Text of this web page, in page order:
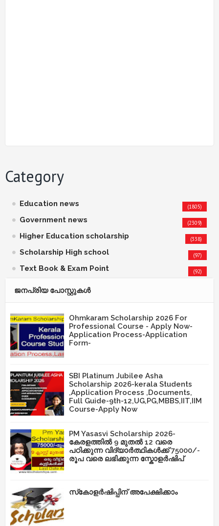
Category
Education news (1805)
Government news (2309)
Higher Education scholarship (338)
Scholarship High school (97)
Text Book & Exam Point (92)
ജനപ്രിയ പോസ്റ്റുകള്‍‌
Ohmkaram Scholarship 2026 For
Professional Course - Apply Now-
Application Process-Application
Form-
SBI Platinum Jubilee Asha
Scholarship 2026-kerala Students
,Application Process ,Documents,
Full Guide-9th-12,UG,PG,MBBS,IIT,IIM
Course-Apply Now
PM Yasasvi Scholarship 2026-
കേരളത്തിൽ 9 മുതൽ 12 വരെ
പഠിക്കുന്ന വിദ്യാർത്ഥികൾക്ക് 75000/-
രൂപ വരെ ലഭിക്കുന്ന സ്കോളർഷിപ്
സ്‌കോളർഷിപ്പിന് അപേക്ഷിക്കാം